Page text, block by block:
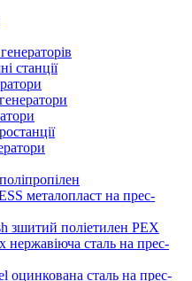
станції
металопласт на прес-
зшитий поліетилен PEX
сталь на прес-
оцинкована сталь на прес-